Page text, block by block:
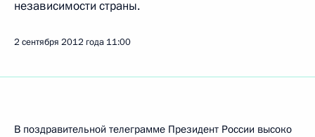
независимости страны.
2 сентября 2012 года 11:00
В поздравительной телеграмме Президент России высоко